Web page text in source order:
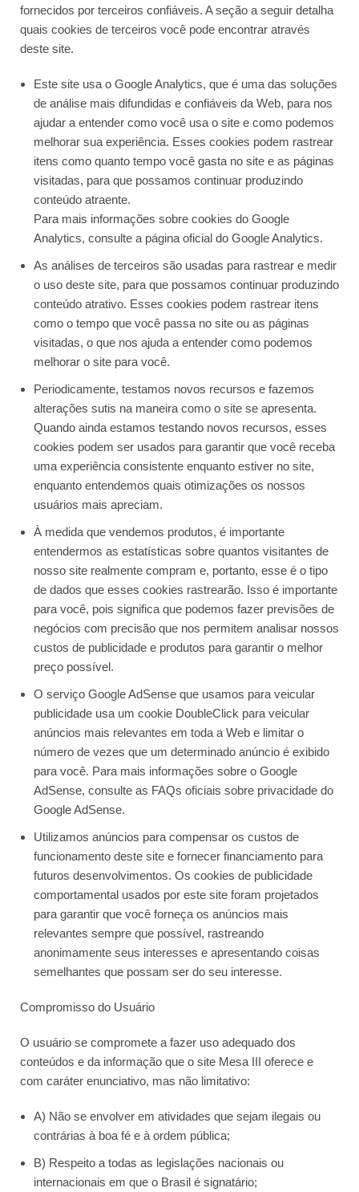
fornecidos por terceiros confiáveis. A seção a seguir detalha
quais cookies de terceiros você pode encontrar através
deste site.
Este site usa o Google Analytics, que é uma das soluções
de análise mais difundidas e confiáveis ​​da Web, para nos
ajudar a entender como você usa o site e como podemos
melhorar sua experiência. Esses cookies podem rastrear
itens como quanto tempo você gasta no site e as páginas
visitadas, para que possamos continuar produzindo
conteúdo atraente.
Para mais informações sobre cookies do Google
Analytics, consulte a página oficial do Google Analytics.
As análises de terceiros são usadas para rastrear e medir
o uso deste site, para que possamos continuar produzindo
conteúdo atrativo. Esses cookies podem rastrear itens
como o tempo que você passa no site ou as páginas
visitadas, o que nos ajuda a entender como podemos
melhorar o site para você.
Periodicamente, testamos novos recursos e fazemos
alterações sutis na maneira como o site se apresenta.
Quando ainda estamos testando novos recursos, esses
cookies podem ser usados ​​para garantir que você receba
uma experiência consistente enquanto estiver no site,
enquanto entendemos quais otimizações os nossos
usuários mais apreciam.
À medida que vendemos produtos, é importante
entendermos as estatísticas sobre quantos visitantes de
nosso site realmente compram e, portanto, esse é o tipo
de dados que esses cookies rastrearão. Isso é importante
para você, pois significa que podemos fazer previsões de
negócios com precisão que nos permitem analisar nossos
custos de publicidade e produtos para garantir o melhor
preço possível.
O serviço Google AdSense que usamos para veicular
publicidade usa um cookie DoubleClick para veicular
anúncios mais relevantes em toda a Web e limitar o
número de vezes que um determinado anúncio é exibido
para você. Para mais informações sobre o Google
AdSense, consulte as FAQs oficiais sobre privacidade do
Google AdSense.
Utilizamos anúncios para compensar os custos de
funcionamento deste site e fornecer financiamento para
futuros desenvolvimentos. Os cookies de publicidade
comportamental usados ​​por este site foram projetados
para garantir que você forneça os anúncios mais
relevantes sempre que possível, rastreando
anonimamente seus interesses e apresentando coisas
semelhantes que possam ser do seu interesse.
Compromisso do Usuário
O usuário se compromete a fazer uso adequado dos
conteúdos e da informação que o site Mesa III oferece e
com caráter enunciativo, mas não limitativo:
A) Não se envolver em atividades que sejam ilegais ou
contrárias à boa fé e à ordem pública;
B) Respeito a todas as legislações nacionais ou
internacionais em que o Brasil é signatário;